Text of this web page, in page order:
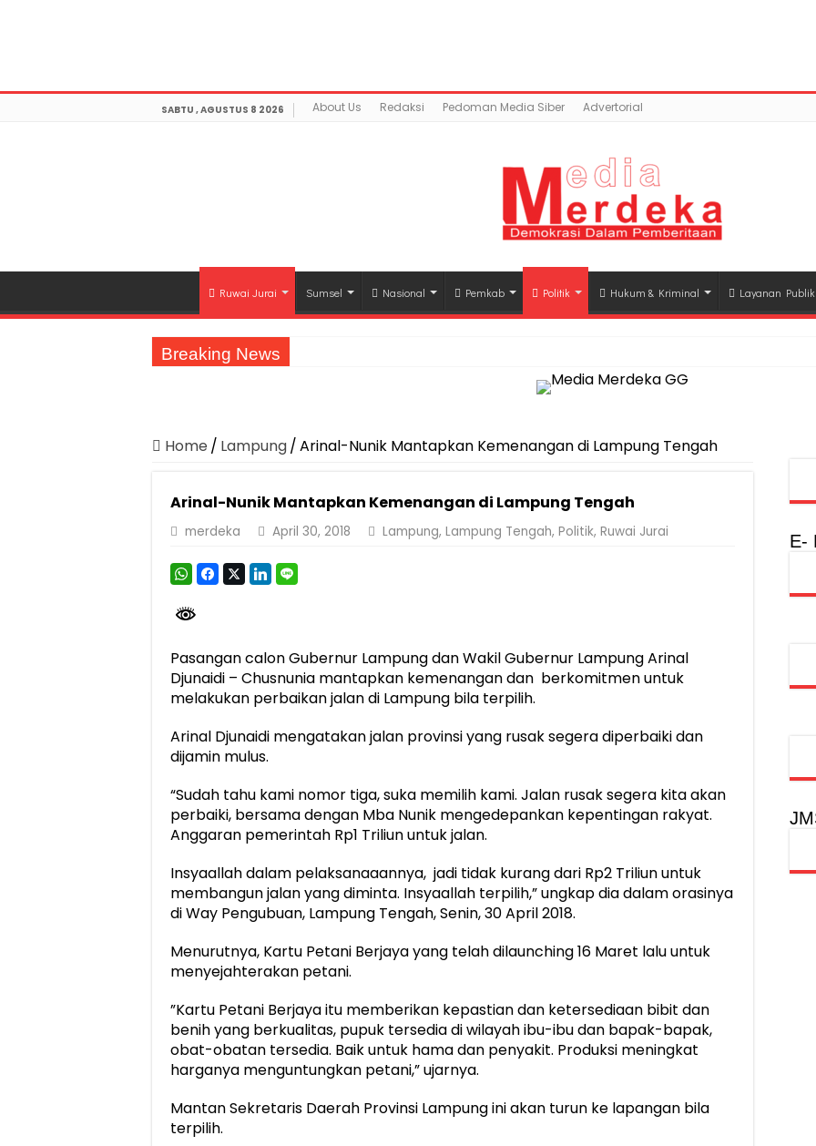
SABTU , AGUSTUS 8 2026 About Us Redaksi Pedoman Media Siber Advertorial
Ruwai Jurai Sumsel Nasional Pemkab Politik Hukum & Kriminal Layanan Publik
Breaking News
Jasa Raharja Serahkan Santunan kepada Ahli Waris Korban Kebakaran KM Mutiara Sentosa II
Pemprov Lampung Berhasil Kendalikan Inflasi, Jadi Provinsi dengan Inflasi Terendah di Sumatera
Dirut Jasa Raharja Dampingi Wamenhub Tinjau Penanganan Korban KM Mutiara Sentosa II di RS PHC
Pastikan Pelayanan Maksimal, Direksi Jasa Raharja Tinjau Korban Kebakaran KM Mutiara Sentosa II
Dirut Jasa Raharja Dampingi Wamenhub Tinjau Penanganan Korban KM Mutiara Sentosa II di RS PHC
Purnama Wulan Sari Mirza Buka SiSeSa Roadshow Lampung 2026, Dorong Kolaborasi Industri Kreatif dan
Home / Lampung/Arinal-Nunik Mantapkan Kemenangan di Lampung Tengah
Arinal-Nunik Mantapkan Kemenangan di Lampung Tengah
merdeka April 30, 2018 Lampung, Lampung Tengah, Politik, Ruwai Jurai
Pasangan calon Gubernur Lampung dan Wakil Gubernur Lampung Arinal
Djunaidi – Chusnunia mantapkan kemenangan dan berkomitmen untuk
melakukan perbaikan jalan di Lampung bila terpilih.
Arinal Djunaidi mengatakan jalan provinsi yang rusak segera diperbaiki dan
dijamin mulus.
“Sudah tahu kami nomor tiga, suka memilih kami. Jalan rusak segera kita akan
perbaiki, bersama dengan Mba Nunik mengedepankan kepentingan rakyat.
Anggaran pemerintah Rp1 Triliun untuk jalan.
Insyaallah dalam pelaksanaaannya, jadi tidak kurang dari Rp2 Triliun untuk
membangun jalan yang diminta. Insyaallah terpilih,” ungkap dia dalam orasinya
di Way Pengubuan, Lampung Tengah, Senin, 30 April 2018.
Menurutnya, Kartu Petani Berjaya yang telah dilaunching 16 Maret lalu untuk
menyejahterakan petani.
”Kartu Petani Berjaya itu memberikan kepastian dan ketersediaan bibit dan
benih yang berkualitas, pupuk tersedia di wilayah ibu-ibu dan bapak-bapak,
obat-obatan tersedia. Baik untuk hama dan penyakit. Produksi meningkat
harganya menguntungkan petani,” ujarnya.
Mantan Sekretaris Daerah Provinsi Lampung ini akan turun ke lapangan bila
terpilih.
E-